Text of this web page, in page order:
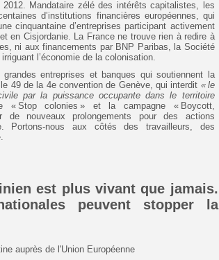
Mandataire zélé des intérêts capitalistes, les
d’institutions financières européennes, qui
cinquantaine d’entreprises participant activement
en Cisjordanie. La France ne trouve rien à redire à
ni aux financements par BNP Paribas, la Société
l’économie de la colonisation.
entreprises et banques qui soutiennent la
49 de la 4e convention de Genève, qui interdit « le
par la puissance occupante dans le territoire
« Stop colonies » et la campagne « Boycott,
de nouveaux prolongements pour des actions
Portons-nous aux côtés des travailleurs, des
est plus vivant que jamais.
peuvent stopper la
auprès de l'Union Européenne